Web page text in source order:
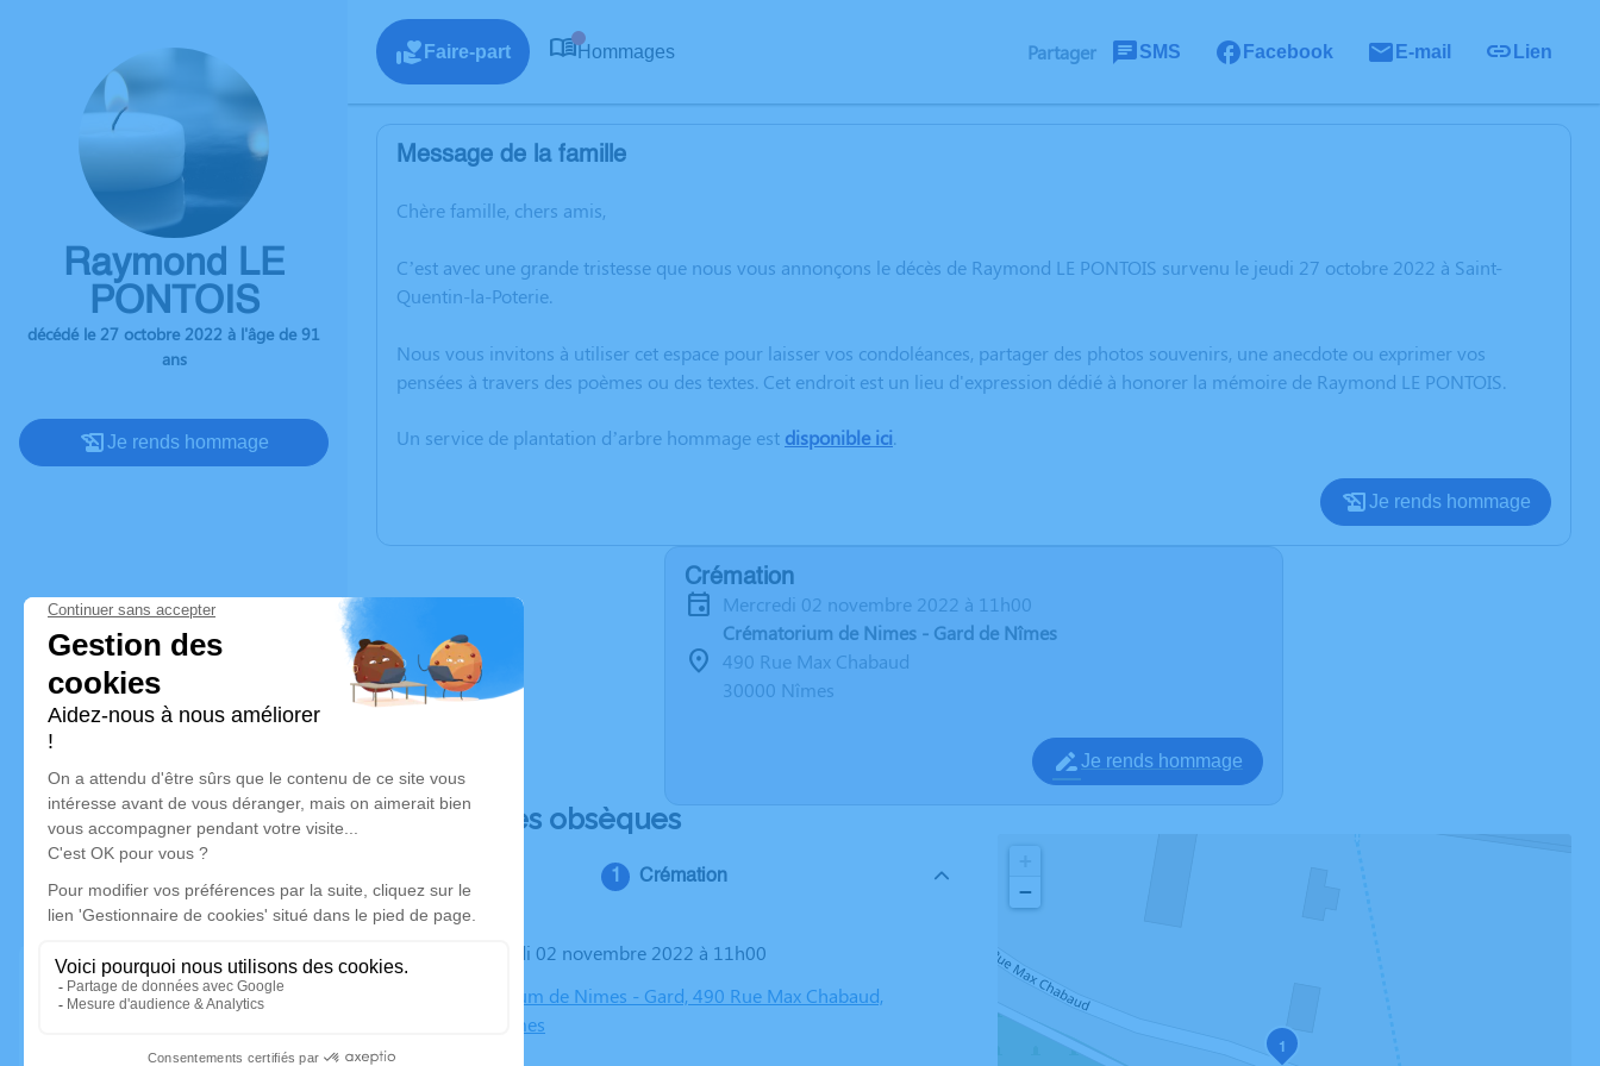
Raymond LE
PONTOIS
décédé le 27 octobre 2022 à l'âge de 91
ans
Je rends hommage
Faire-part Hommages Partager SMS Facebook E-mail Lien
Message de la famille
Chère famille, chers amis,
C’est avec une grande tristesse que nous vous annonçons le décès de Raymond LE PONTOIS survenu le jeudi 27 octobre 2022 à Saint-
Quentin-la-Poterie.
Nous vous invitons à utiliser cet espace pour laisser vos condoléances, partager des photos souvenirs, une anecdote ou exprimer vos
pensées à travers des poèmes ou des textes. Cet endroit est un lieu d'expression dédié à honorer la mémoire de Raymond LE PONTOIS.
Un service de plantation d’arbre hommage est disponible ici.
Je rends hommage
Crémation
mercredi 02 novembre 2022 à 11h00
Crématorium de Nimes - Gard de Nîmes
490 Rue Max Chabaud
30000 Nîmes
Je rends hommage
Déroulé des obsèques
Crémation
Le mercredi 02 novembre 2022 à 11h00
Crématorium de Nimes - Gard, 490 Rue Max Chabaud,
30000 Nîmes
1
−